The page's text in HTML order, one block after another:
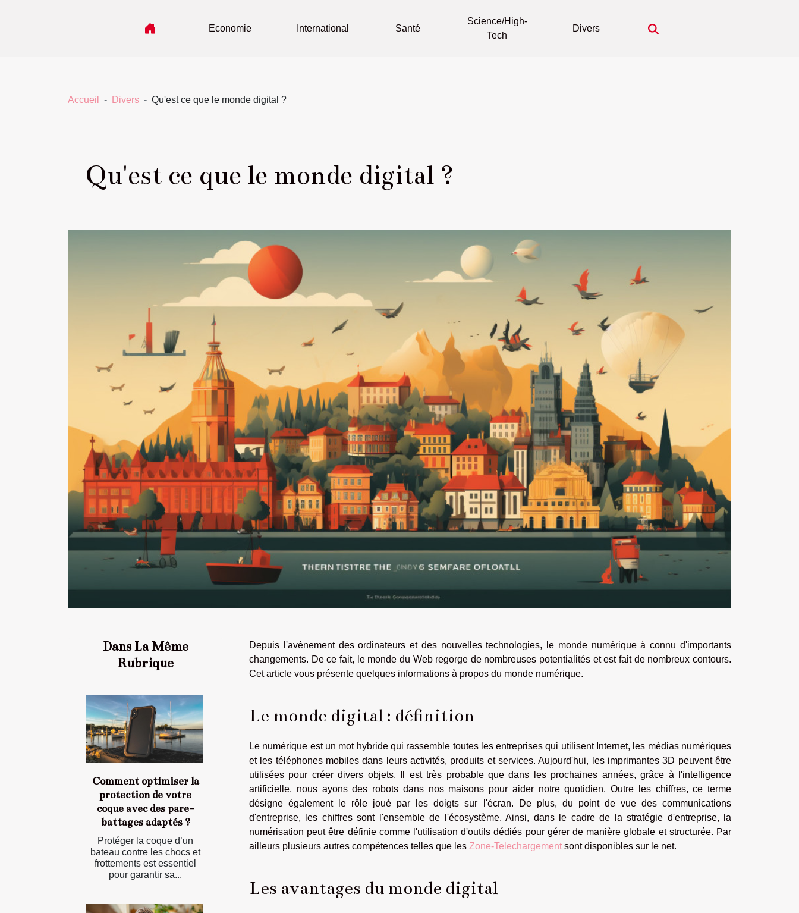
Economie International Santé
Science/High-
Tech
Divers
Accueil Divers Qu'est ce que le monde digital ?
Qu'est ce que le monde digital ?
Dans La Même
Rubrique
Comment optimiser la
protection de votre
coque avec des pare-
battages adaptés ?
Protéger la coque d’un
bateau contre les chocs et
frottements est essentiel
pour garantir sa...
Depuis l'avènement des ordinateurs et des nouvelles technologies, le monde numérique à connu d'importants
changements. De ce fait, le monde du Web regorge de nombreuses potentialités et est fait de nombreux contours.
Cet article vous présente quelques informations à propos du monde numérique.
Le monde digital : définition
Le numérique est un mot hybride qui rassemble toutes les entreprises qui utilisent Internet, les médias numériques
et les téléphones mobiles dans leurs activités, produits et services. Aujourd'hui, les imprimantes 3D peuvent être
utilisées pour créer divers objets. Il est très probable que dans les prochaines années, grâce à l'intelligence
artificielle, nous ayons des robots dans nos maisons pour aider notre quotidien. Outre les chiffres, ce terme
désigne également le rôle joué par les doigts sur l'écran. De plus, du point de vue des communications
d'entreprise, les chiffres sont l'ensemble de l'écosystème. Ainsi, dans le cadre de la stratégie d'entreprise, la
numérisation peut être définie comme l'utilisation d'outils dédiés pour gérer de manière globale et structurée. Par
ailleurs plusieurs autres compétences telles que les Zone-Telechargement sont disponibles sur le net.
Les avantages du monde digital